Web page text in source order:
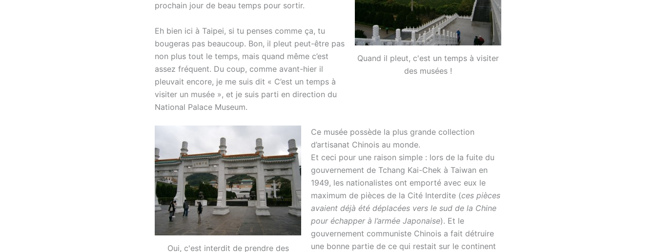
Quand il pleut, c'est un temps à visiter
des musées !
prochain jour de beau temps pour sortir.
Eh bien ici à Taipei, si tu penses comme ça, tu
bougeras pas beaucoup. Bon, il pleut peut-être pas
non plus tout le temps, mais quand même c’est
assez fréquent. Du coup, comme avant-hier il
pleuvait encore, je me suis dit « C’est un temps à
visiter un musée », et je suis parti en direction du
National Palace Museum.
Oui, c'est interdit de prendre des
Ce musée possède la plus grande collection
d’artisanat Chinois au monde.
Et ceci pour une raison simple : lors de la fuite du
gouvernement de Tchang Kai-Chek à Taiwan en
1949, les nationalistes ont emporté avec eux le
maximum de pièces de la Cité Interdite (ces pièces
avaient déjà été déplacées vers le sud de la Chine
pour échapper à l’armée Japonaise). Et le
gouvernement communiste Chinois a fait détruire
une bonne partie de ce qui restait sur le continent